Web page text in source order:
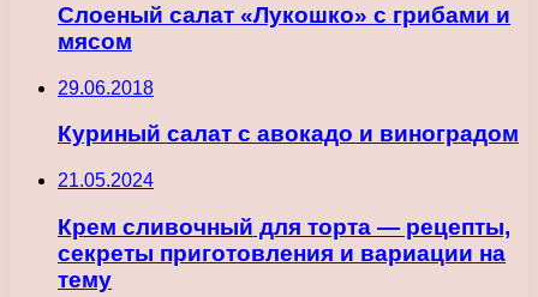
Слоеный салат «Лукошко» с грибами и
мясом
29.06.2018
Куриный салат с авокадо и виноградом
21.05.2024
Крем сливочный для торта — рецепты,
секреты приготовления и вариации на
тему